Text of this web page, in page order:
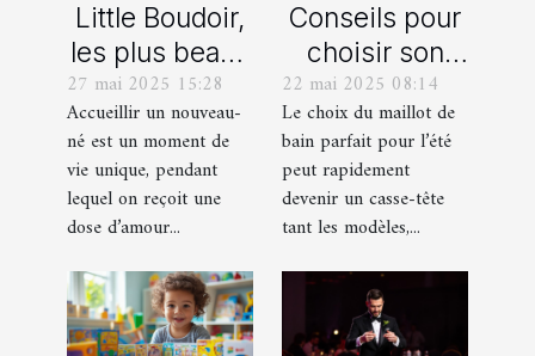
Little Boudoir,
les plus beaux
cadeaux de
naissance
personnalisés
!
27 mai 2025 15:28
Accueillir un nouveau-
né est un moment de
vie unique, pendant
lequel on reçoit une
dose d’amour...
Conseils pour
choisir son
maillot de bain
idéal pour l'été
22 mai 2025 08:14
Le choix du maillot de
bain parfait pour l’été
peut rapidement
devenir un casse-tête
tant les modèles,...